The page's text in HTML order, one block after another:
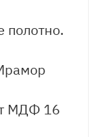
полотно.
МДФ 16